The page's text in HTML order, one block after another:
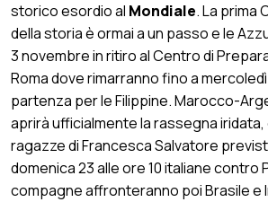
storico esordio al Mondiale. La prima
della storia è ormai a un passo e le
3 novembre in ritiro al Centro di
Roma dove rimarranno fino a
partenza per le Filippine. Marocco-
aprirà ufficialmente la rassegna iridata,
ragazze di Francesca Salvatore
domenica 23 alle ore 10 italiane contro
compagne affronteranno poi Brasile e